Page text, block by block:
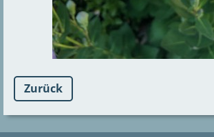
Zurück